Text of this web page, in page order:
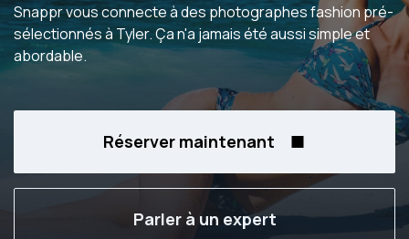
Snappr vous connecte à des photographes fashion pré-
sélectionnés à Tyler. Ça n'a jamais été aussi simple et
abordable.
Réserver maintenant
Parler à un expert